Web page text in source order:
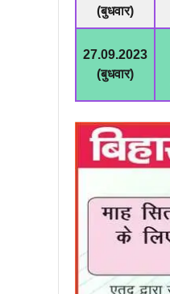
(बुधवार)
27.09.2023
(बुधवार)